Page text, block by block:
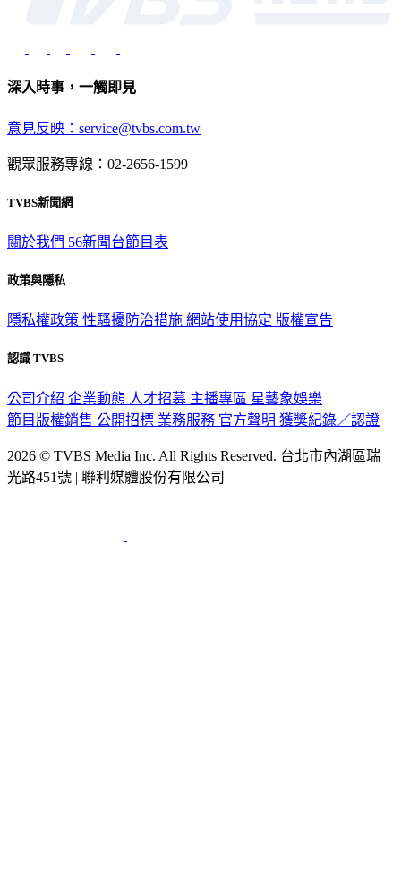
深入時事，一觸即見
意見反映：service@tvbs.com.tw
觀眾服務專線：02-2656-1599
TVBS新聞網
關於我們 56新聞台節目表
政策與隱私
隱私權政策 性騷擾防治措施 網站使用協定 版權宣告
認識 TVBS
公司介紹 企業動態 人才招募 主播專區 星藝象娛樂
節目版權銷售 公開招標 業務服務 官方聲明 獲獎紀錄／認證
2026 © TVBS Media Inc. All Rights Reserved. 台北市內湖區瑞
光路451號 | 聯利媒體股份有限公司